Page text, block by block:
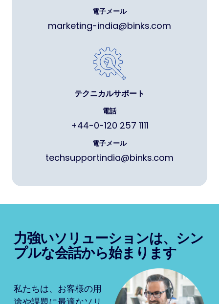
電子メール
marketing-india@binks.com
テクニカルサポート
電話
+44-0-120 257 1111
電子メール
techsupportindia@binks.com
力強いソリューションは、シン
プルな会話から始まります
私たちは、お客様の用